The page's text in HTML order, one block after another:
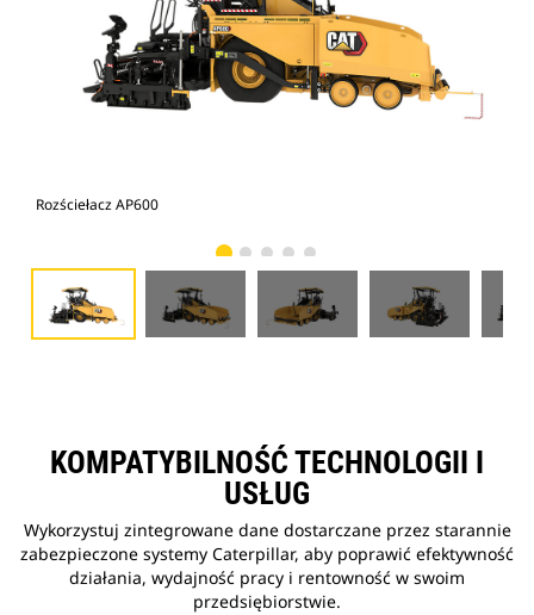
Rozściełacz AP600
KOMPATYBILNOŚĆ TECHNOLOGII I
USŁUG
Wykorzystuj zintegrowane dane dostarczane przez starannie
zabezpieczone systemy Caterpillar, aby poprawić efektywność
działania, wydajność pracy i rentowność w swoim
przedsiębiorstwie.